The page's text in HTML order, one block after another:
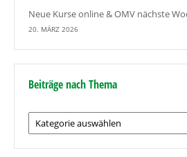
Neue Kurse online & OMV nächste
20. MÄRZ 2026
Beiträge nach Thema
Beiträge
nach
Thema